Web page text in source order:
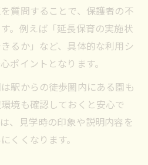
質問することで、保護者の不
。例えば「延長保育の実施状
るか」など、具体的な利用シ
ポイントとなります。
駅からの徒歩圏内にある園も
境も確認しておくと安心で
、見学時の印象や説明内容を
くくなります。